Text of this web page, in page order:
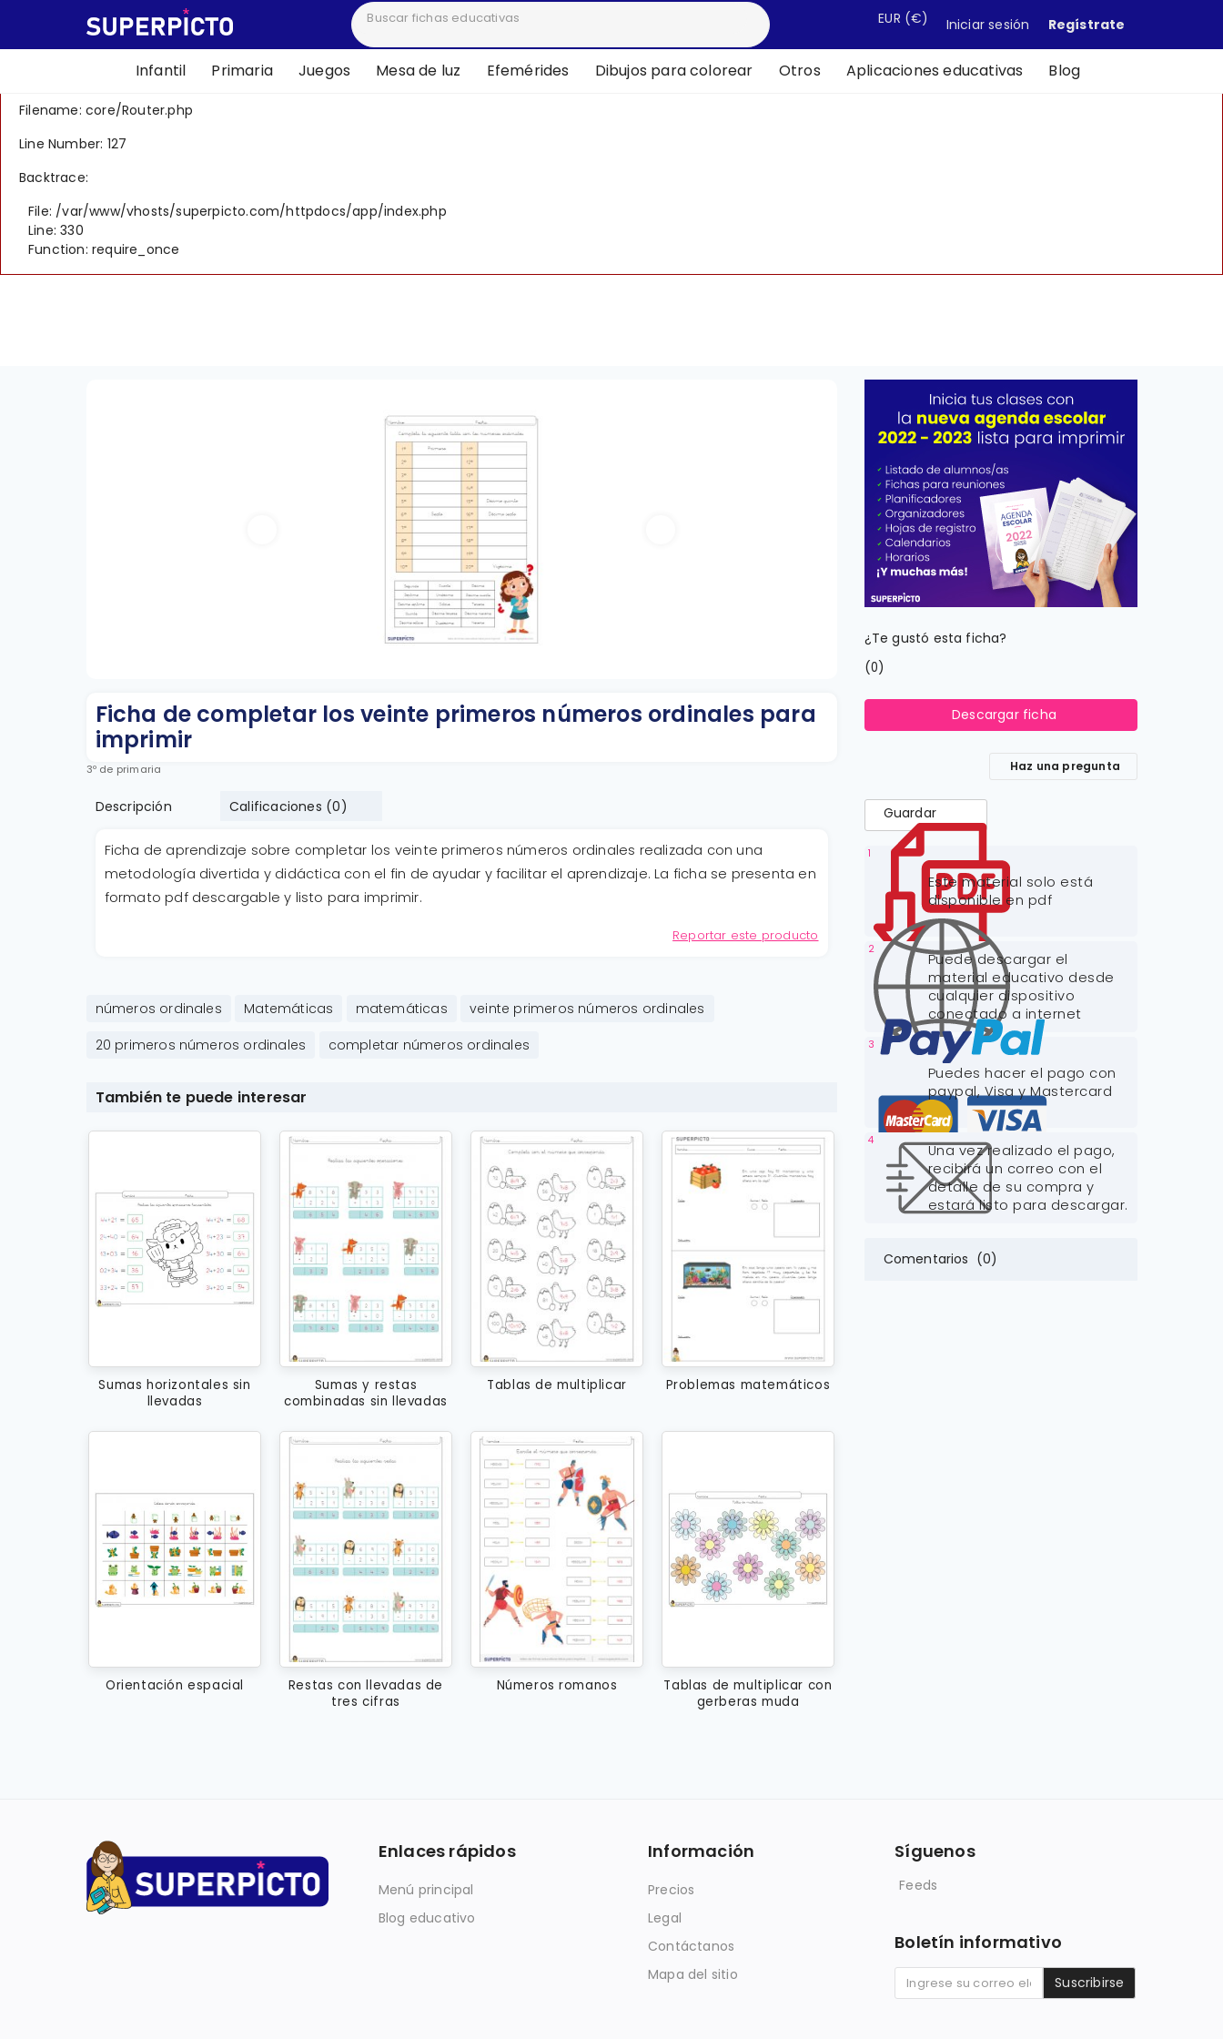
A PHP Error was encountered
Message: Creation of dynamic property CI_Router::$uri is deprecated
Filename: core/Router.php
Line Number: 127
Backtrace:
File: /var/www/vhosts/superpicto.com/httpdocs/app/index.php
Line: 330
Function: require_once
EUR (€) Iniciar sesión Regístrate
Infantil Primaria Juegos Mesa de luz Efemérides Dibujos para colorear Otros Aplicaciones educativas Blog
Ficha de completar los veinte primeros números ordinales para
imprimir
3º de primaria
Descripción Calificaciones (0)
Ficha de aprendizaje sobre completar los veinte primeros números ordinales realizada con una
metodología divertida y didáctica con el fin de ayudar y facilitar el aprendizaje. La ficha se presenta en
formato pdf descargable y listo para imprimir.
Reportar este producto
números ordinales Matemáticas matemáticas
veinte primeros números ordinales
20 primeros números ordinales
completar números ordinales
También te puede interesar
Sumas horizontales sin
llevadas
Sumas y restas
combinadas sin llevadas
Tablas de multiplicar Problemas matemáticos
Orientación espacial
Restas con llevadas de
tres cifras
Números romanos
Tablas de multiplicar con
gerberas muda
¿Te gustó esta ficha?
(0)
Descargar ficha
Haz una pregunta
Guardar
1
Este material solo está
disponible en pdf
2
Puede descargar el
material educativo desde
cualquier dispositivo
conectado a internet
3
Puedes hacer el pago con
paypal, Visa y Mastercard
4
Una vez realizado el pago,
recibirá un correo con el
detalle de su compra y
estará listo para descargar.
Comentarios (0)
Enlaces rápidos
Menú principal
Blog educativo
Información
Precios
Legal
Contáctanos
Mapa del sitio
Síguenos
Feeds
Boletín informativo
Suscribirse